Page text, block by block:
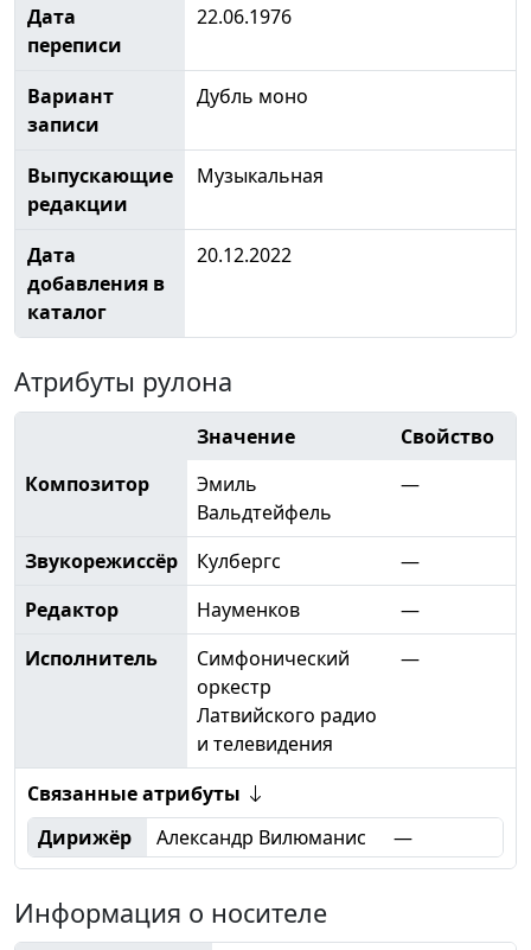
Дата
переписи
22.06.1976
Вариант
записи
Дубль моно
Выпускающие
редакции
Музыкальная
Дата
добавления в
каталог
20.12.2022
Атрибуты рулона
Значение
Свойство
Композитор
Эмиль
Вальдтейфель
—
Звукорежиссёр Кулбергс
—
Редактор
Науменков
—
Исполнитель
Симфонический
оркестр
Латвийского радио
и телевидения
—
Связанные атрибуты
Дирижёр
Александр Вилюманис —
Информация о носителе